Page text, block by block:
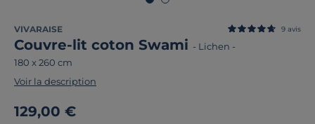
VIVARAISE
Couvre-lit coton Swami - Lichen -
180 x 260 cm
9 avis
Voir la description
129,00 €